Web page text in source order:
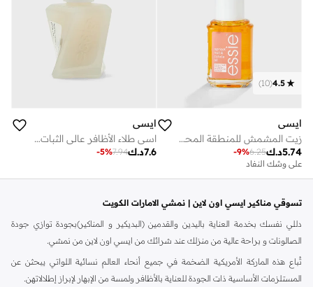
4.5
(
10
)
ايسي
زيت المشمش للمنطقة المحيطة بالظفر
د.ك5.74
6.25
-9%
على وشك النفاد
ايسي
اسي طلاء الأظافر عالي الثبات جل كوتور بلون مات توب كوت 13.5 مل
د.ك7.6
7.94
-5%
تسوقي مناكير ايسي اون لاين | نمشي الامارات الكويت
دللي نفسك بخدمة العناية باليدين والقدمين (البديكير و المناكير)بجودة توازي جودة
الصالونات و براحة عالية من منزلك عند شرائك من ايسي اون لاين من نمشي.
تُباع هذه الماركة الأمريكية الضخمة في جميع أنحاء العالم نسائية اللواتي يبحثن عن
المستلزمات الأساسية ذات الجودة للعناية بالأظافر ولمسة من الإبهار لإبراز إطلالاتهن.